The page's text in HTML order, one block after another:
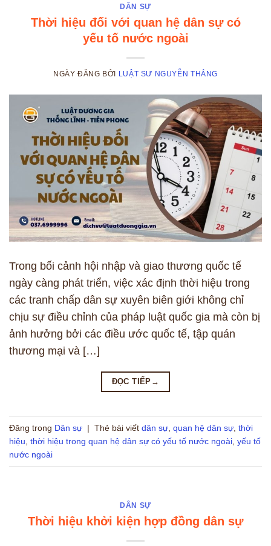
DÂN SỰ
Thời hiệu đối với quan hệ dân sự có
yếu tố nước ngoài
NGÀY ĐĂNG BỞI LUẬT SƯ NGUYỄN THẮNG
Trong bối cảnh hội nhập và giao thương quốc tế
ngày càng phát triển, việc xác định thời hiệu trong
các tranh chấp dân sự xuyên biên giới không chỉ
chịu sự điều chỉnh của pháp luật quốc gia mà còn bị
ảnh hưởng bởi các điều ước quốc tế, tập quán
thương mại và […]
ĐỌC TIẾP →
Đăng trong Dân sự | Thẻ bài viết dân sự quan hệ dân sự thời
hiệu thời hiệu trong quan hệ dân sự có yếu tố nước ngoài yếu tố
nước ngoài
DÂN SỰ
Thời hiệu khởi kiện hợp đồng dân sự